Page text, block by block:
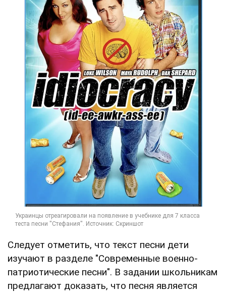
Следует отметить, что текст песни дети
изучают в разделе "Современные военно-
патриотические песни". В задании школьникам
предлагают доказать, что песня является